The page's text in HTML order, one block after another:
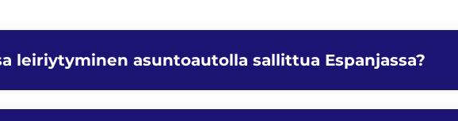
leiriytyminen asuntoautolla sallittua Espanjassa?